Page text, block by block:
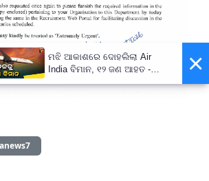
×
ମଝି ଆକାଶରେ ଦୋହଲିଲା Air
India ବିମାନ, ୧୨ ଜଣ ଆହତ -